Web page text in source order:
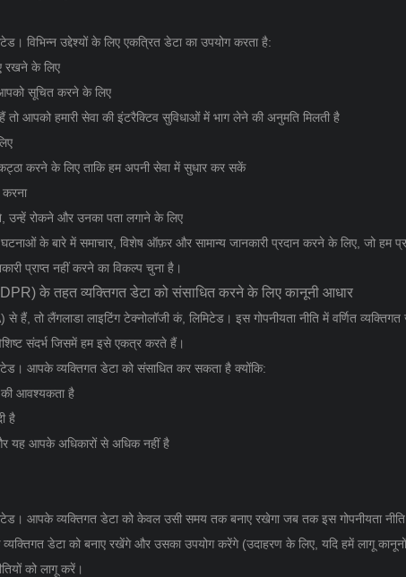
विभिन्न उद्देश्यों के लिए एकत्रित डेटा का उपयोग करता है:
रखने के लिए
आपको सूचित करने के लिए
आपको हमारी सेवा की इंटरैक्टिव सुविधाओं में भाग लेने की अनुमति मिलती है
करने के लिए ताकि हम अपनी सेवा में सुधार कर सकें
करना
उन्हें रोकने और उनका पता लगाने के लिए
के बारे में समाचार, विशेष ऑफ़र और सामान्य जानकारी प्रदान करने के लिए, जो हम
प्राप्त नहीं करने का विकल्प चुना है।
के तहत व्यक्तिगत डेटा को संसाधित करने के लिए कानूनी आधार
से हैं, तो लैंगलाडा लाइटिंग टेक्नोलॉजी कं, लिमिटेड। इस गोपनीयता नीति में वर्णित
संदर्भ जिसमें हम इसे एकत्र करते हैं।
आपके व्यक्तिगत डेटा को संसाधित कर सकता है क्योंकि:
आवश्यकता है
है
यह आपके अधिकारों से अधिक नहीं है
आपके व्यक्तिगत डेटा को केवल उसी समय तक बनाए रखेगा जब तक इस गोपनीयता नीति
डेटा को बनाए रखेंगे और उसका उपयोग करेंगे (उदाहरण के लिए, यदि हमें लागू
को लागू करें।